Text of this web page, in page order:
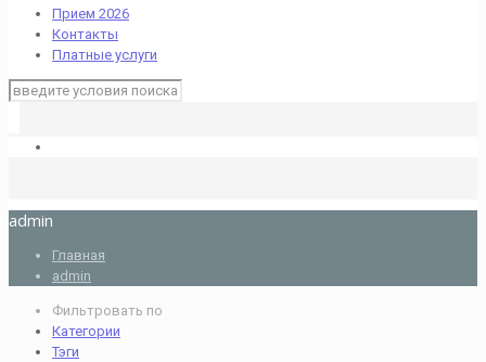
Прием 2026
Контакты
Платные услуги
admin
Главная
admin
Фильтровать по
Категории
Тэги